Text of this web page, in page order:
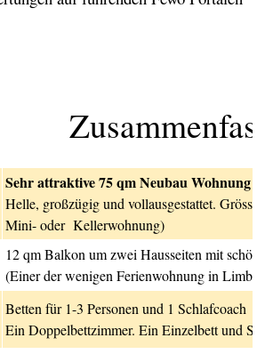
Sehr attraktive 75 qm NeubauWohnung
Helle, großzügig und vollausgestattet.
Mini- oder Kellerwohnung)
12 qm Balkon um zwei Hausseiten mit
(Einer der wenigen Ferienwohnung in
Betten für 1-3 Personen und 1 Schlafcoach
Ein Doppelbettzimmer. Ein Einzelbett und